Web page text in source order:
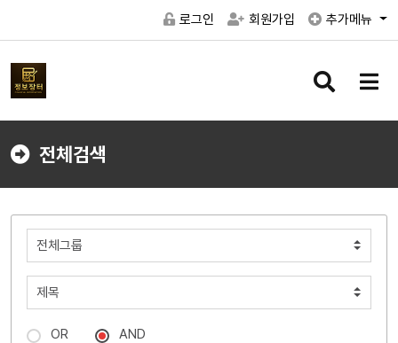
로그인 회원가입 추가메뉴
검
버
메
버
전체검색
OR AND